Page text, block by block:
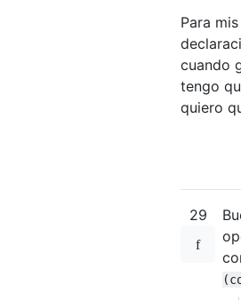
Para
cuando
tengo
quiero
29